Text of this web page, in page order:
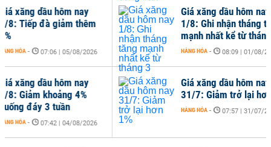
dầu hôm nay
đà giảm thêm
07:06 | 05/08/2026
dầu hôm nay
khoảng 4%
3 tuần
07:42 | 04/08/2026
Giá xăng dầu hôm nay
1/8: Ghi nhận tháng tăng
mạnh nhất kể từ tháng 3
HÀNG HÓA - 08:09 | 01/08/2026
Giá xăng dầu hôm nay
31/7: Giảm trở lại hơn 1%
HÀNG HÓA - 07:57 | 31/07/2026